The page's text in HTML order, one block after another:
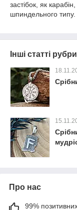
застібок, як
шпиндельного типу.
Інші статті
Про нас
99% позитивних